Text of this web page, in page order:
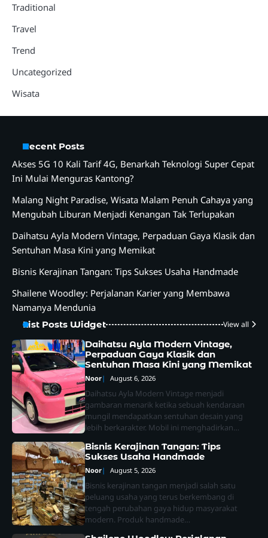
Traditional
Travel
Trend
Uncategorized
Wisata
Recent Posts
Akses 5G 10 Kali Tarif 4G, Benarkah Teknologi Super Cepat
Ini Mulai Menguras Kantong?
Malang Night Paradise, Wisata Malam Penuh Cahaya yang
Mengubah Liburan Menjadi Kenangan Tak Terlupakan
Daihatsu Ayla Modern Vintage, Perpaduan Gaya Klasik dan
Sentuhan Masa Kini yang Memikat
Bisnis Kerajinan Tangan: Tips Sukses Usaha Handmade
Shailene Woodley: Perjalanan Karier yang Membawa
Namanya Mendunia
List Posts Widget View all
Daihatsu Ayla Modern Vintage,
Perpaduan Gaya Klasik dan
Sentuhan Masa Kini yang Memikat
Noor August 6, 2026
Daihatsu Ayla Modern Vintage menjadi
gambaran menarik ketika sebuah kendaraan
mungil mendapatkan sentuhan desain yang
lebih berkarakter. Mobil ini menghadirkan…
Bisnis Kerajinan Tangan: Tips
Sukses Usaha Handmade
Noor August 5, 2026
Bisnis kerajinan tangan menjadi salah satu
peluang usaha yang terus berkembang di
tengah perubahan gaya hidup masyarakat
modern. Produk handmade…